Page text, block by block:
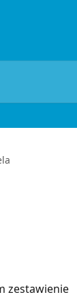
zestawienie